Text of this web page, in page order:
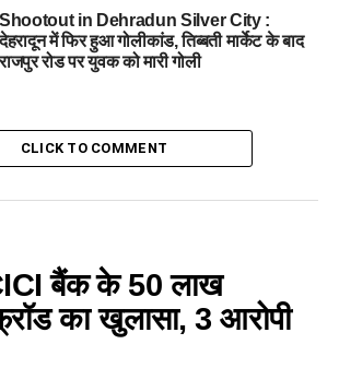
एचआईवी पॉजिटिव पाए गए, प्रशासन में मच
इस सप्ताह पंचायत चुनाव की मतदाता सूची
पेपर नौ जिलों में भेजे गए…
Shootout in Dehradun Silver City :
में फिर हुआ गोलीकांड, तिब्बती मार्केट के बाद
रोड पर युवक को मारी गोली
CLICK TO COMMENT
बैंक के 50 लाख
का खुलासा, 3 आरोपी